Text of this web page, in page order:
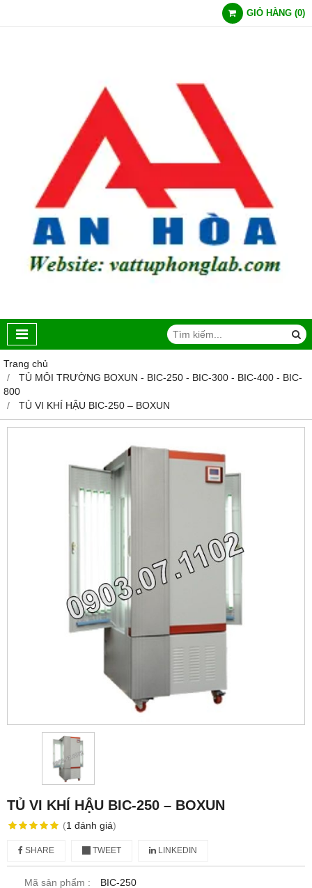
GIỎ HÀNG (0)
Trang chủ
TỦ MÔI TRƯỜNG BOXUN - BIC-250 - BIC-300 - BIC-400 - BIC-
800
TỦ VI KHÍ HẬU BIC-250 – BOXUN
TỦ VI KHÍ HẬU BIC-250 – BOXUN
(1 đánh giá)
SHARE TWEET LINKEDIN
Mã sản phẩm :
BIC-250